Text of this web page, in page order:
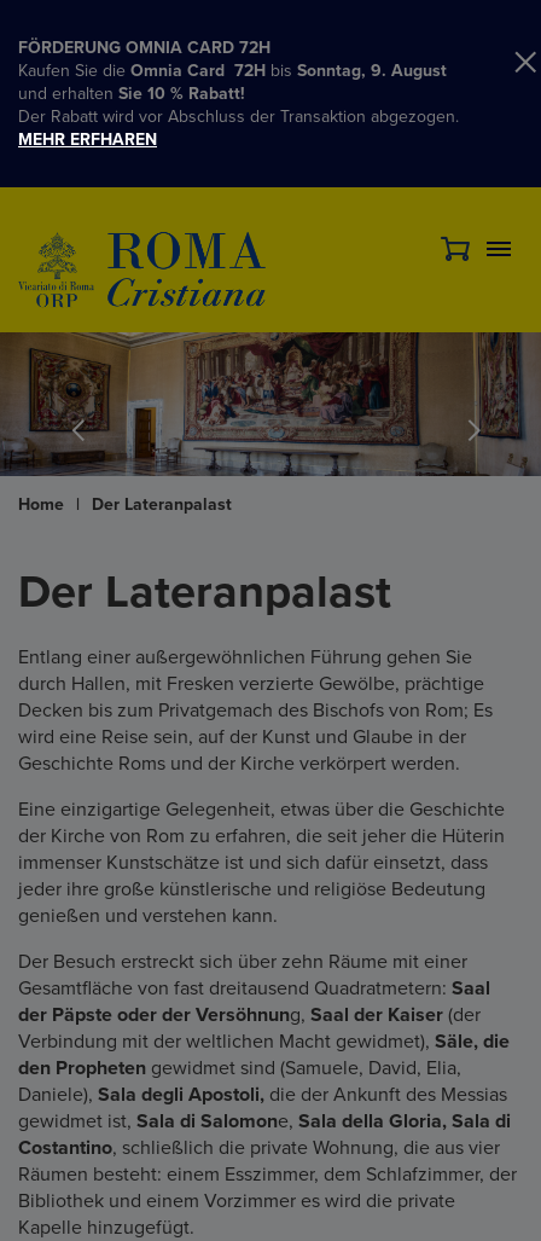
FÖRDERUNG OMNIA CARD 72H
Kaufen Sie die Omnia Card 72H bis Sonntag, 9. August
und erhalten Sie 10 % Rabatt!
Der Rabatt wird vor Abschluss der Transaktion abgezogen.
MEHR ERFHAREN
Home | Der Lateranpalast
Der Lateranpalast
Entlang einer außergewöhnlichen Führung gehen Sie
durch Hallen, mit Fresken verzierte Gewölbe, prächtige
Decken bis zum Privatgemach des Bischofs von Rom; Es
wird eine Reise sein, auf der Kunst und Glaube in der
Geschichte Roms und der Kirche verkörpert werden.
Eine einzigartige Gelegenheit, etwas über die Geschichte
der Kirche von Rom zu erfahren, die seit jeher die Hüterin
immenser Kunstschätze ist und sich dafür einsetzt, dass
jeder ihre große künstlerische und religiöse Bedeutung
genießen und verstehen kann.
Der Besuch erstreckt sich über zehn Räume mit einer
Gesamtfläche von fast dreitausend Quadratmetern: Saal
der Päpste oder der Versöhnung, Saal der Kaiser (der
Verbindung mit der weltlichen Macht gewidmet), Säle, die
den Propheten gewidmet sind (Samuele, David, Elia,
Daniele), Sala degli Apostoli, die der Ankunft des Messias
gewidmet ist, Sala di Salomone, Sala della Gloria, Sala di
Costantino, schließlich die private Wohnung, die aus vier
Räumen besteht: einem Esszimmer, dem Schlafzimmer, der
Bibliothek und einem Vorzimmer es wird die private
Kapelle hinzugefügt.